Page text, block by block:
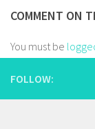
COMMENT ON
You must be
FOLLOW: